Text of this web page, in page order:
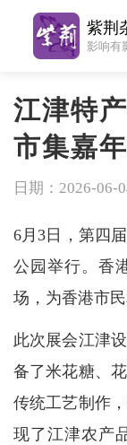
江津特
市集嘉
日期：2026-06-
6月3日，第四
公园举行。香
场，为香港市
此次展会江津
备了米花糖、
传统工艺制作
现了江津农产
紫荆
影响有